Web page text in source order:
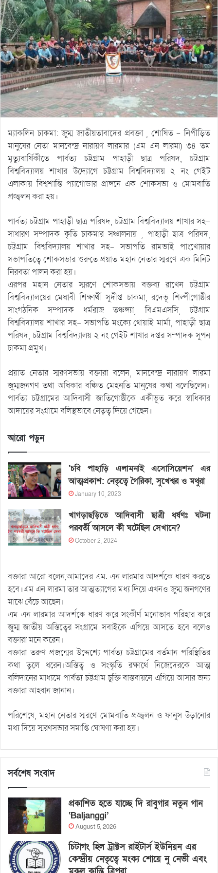
ম্যাকলিন চাকমা: জুম্ম জাতীয়তাবাদের প্রবক্তা , শোষিত – নিপীড়িত
মানুষের নেতা মানবেন্দ্র নারায়ণ লারমার (এম এন লারমা) ৩৪ তম
মৃত্যুবার্ষিকীতে পার্বত্য চট্টগ্রাম পাহাড়ী ছাত্র পরিষদ, চট্টগ্রাম
বিশ্ববিদ্যালয় শাখার উদ্যোগে চট্টগ্রাম বিশ্ববিদ্যালয় ২ নং গেইট
এলাকায় বিশ্বশান্তি প্যাগোডার প্রাঙ্গনে এক শোকসভা ও মোমবাতি
প্রজ্জ্বলন করা হয়।
পার্বত্য চট্টগ্রাম পাহাড়ী ছাত্র পরিষদ, চট্টগ্রাম বিশ্ববিদ্যালয় শাখার সহ-
সাধারণ সম্পাদক কৃতি চাকমার সঞ্চালনায় , পাহাড়ী ছাত্র পরিষদ,
চট্টগ্রাম বিশ্ববিদ্যালয় শাখার সহ- সভাপতি রামভাই পাংখোয়ার
সভাপতিত্বে শোকসভার শুরুতে প্রয়াত মহান নেতার স্মরণে এক মিনিট
নিরবতা পালন করা হয়।
এরপর মহান নেতার স্মরণে শোকসভায় বক্তব্য রাখেন চট্টগ্রাম
বিশ্ববিদ্যালয়ের মেধাবী শিক্ষার্থী সুদীপ্ত চাকমা, রদেভূ শিল্পীগোষ্ঠীর
সাংগঠনিক সম্পাদক ধর্মরাজ তঞ্চঙ্গ্যা, বিএমএসসি, চট্টগ্রাম
বিশ্ববিদ্যালয় শাখার সহ- সভাপতি মংক্যে থোয়াই মার্মা, পাহাড়ী ছাত্র
পরিষদ, চট্টগ্রাম বিশ্ববিদ্যালয় ২ নং গেইট শাখার দপ্তর সম্পাদক সুপন
চাকমা প্রমুখ।
প্রয়াত নেতার স্মরণসভায় বক্তারা বলেন, মানবেন্দ্র নারায়ণ লারমা
জুম্মজনগণ তথা অধিকার বঞ্চিত মেহনতি মানুষের কথা বলেছিলেন।
পার্বত্য চট্টগ্রামের আদিবাসী জাতিগোষ্ঠীকে একীভূত করে স্বাধিকার
আদায়ের সংগ্রামে বলিস্থভাবে নেতৃত্ব দিয়ে গেছেন।
আরো পড়ুন
‘চবি পাহাড়ি এলামনাই এসোসিয়েশন’ এর
আত্মপ্রকাশ: নেতৃত্বে গৈরিকা, সুখেশ্বর ও মথুরা
January 10, 2023
খাগড়াছড়িতে আদিবাসী ছাত্রী ধর্ষণঃ ঘটনা
পরবর্তী আসলে কী ঘটেছিল সেখানে?
October 2, 2024
বক্তারা আরো বলেন,আমাদের এম. এন লারমার আদর্শকে ধারণ করতে
হবে।এম এন লারমা তার আত্মত্যাগের মধ্য দিয়ে এখনও জুম্ম জনগণের
মাঝে বেঁচে আছেন।
এম এন লারমার আদর্শকে ধারণ করে সংকীর্ণ মনোভাব পরিহার করে
জুম্ম জাতীয় অস্তিত্বের সংগ্রামে সবাইকে এগিয়ে আসতে হবে বলেও
বক্তারা মনে করেন।
বক্তারা তরুণ প্রজন্মের উদ্দেশ্যে পার্বত্য চট্টগ্রামের বর্তমান পরিস্থিতির
কথা তুলে ধরেন।অস্তিত্ব ও সংস্কৃতি রক্ষার্থে নিজেদেরকে আত্ম
বলিদানের মাধ্যমে পার্বত্য চট্টগ্রাম চুক্তি বাস্তবায়নে এগিয়ে আসার জন্য
বক্তারা আহ্বান জানান।
পরিশেষে, মহান নেতার স্মরণে মোমবাতি প্রজ্জ্বলন ও ফানুস উড়ানোর
মধ্য দিয়ে স্মরণসভার সমাপ্তি ঘোষণা করা হয়।
সর্বশেষ সংবাদ
প্রকাশিত হতে যাচ্ছে দি রাবুগার নতুন গান
‘Baljanggi’
August 5, 2026
চিটাগং হিল ট্রাক্টস রাইটার্স ইউনিয়ন এর
কেন্দ্রীয় নেতৃত্বে মংক্য শোয়ে নু নেভী এবং